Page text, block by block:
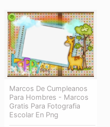
Marcos De Cumpleanos
Para Hombres - Marcos
Gratis Para Fotografia
Escolar En Png